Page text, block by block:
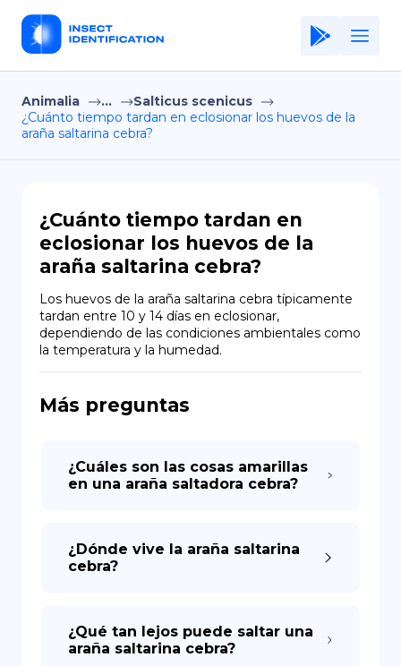
Home
Application
Privacy Policy
ES
EN
Animalia ...
Salticus scenicus
¿Cuánto tiempo tardan en eclosionar los huevos de la
araña saltarina cebra?
¿Cuánto tiempo tardan en
eclosionar los huevos de la
araña saltarina cebra?
Los huevos de la araña saltarina cebra típicamente
tardan entre 10 y 14 días en eclosionar,
dependiendo de las condiciones ambientales como
la temperatura y la humedad.
Más preguntas
¿Cuáles son las cosas amarillas
en una araña saltadora cebra?
¿Dónde vive la araña saltarina
cebra?
¿Qué tan lejos puede saltar una
araña saltarina cebra?